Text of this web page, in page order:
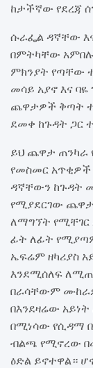
ከታችኛው የደረጃ
ሱራፌል ዳኛቸው
በምትካቸው
ምክንያት የጣቸው
መሳይ አያኖ እና
ጨዋታዎች ቅጣት
ደመቀ ከጉዳት ጋር
ይህ ጨዋታ ጠንካራ
የመስመር አጥቂዎች
ዳኛቸውን ከጉዳት
የሚያደርገው ጨዋታ
ለማግኘት የሚቸገር
ፊት ለፊት
ኤፍሬም ዘካሪያስ
እንደሚሰለፍ
በራሳቸውም
በእንደዛሬው
በሚነሳው የሲዳማ
ብልጫ የሚኖረው
ዕድል ይኖተዋል።